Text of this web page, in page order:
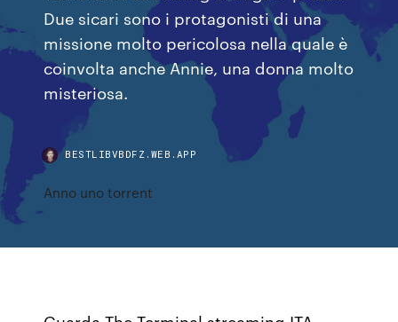
Due sicari sono i protagonisti di una
missione molto pericolosa nella quale è
coinvolta anche Annie, una donna molto
misteriosa.
BESTLIBVBDFZ.WEB.APP
Anno uno torrent